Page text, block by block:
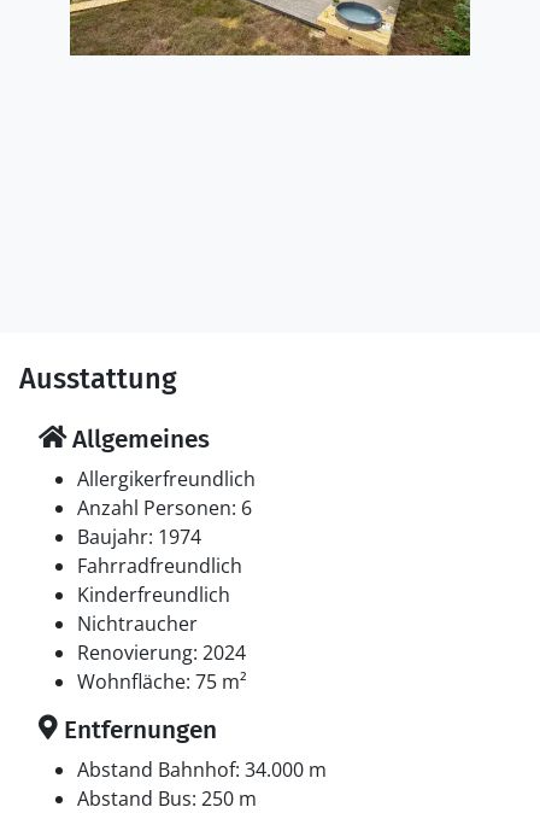
oder einfach mit öffentlichen Verkehrsmitteln. Eine
perfekte Kombination aus Ruhe und Aktivität für Ihren
Ausstattung
Allgemeines
Allergikerfreundlich
Anzahl Personen: 6
Baujahr: 1974
Fahrradfreundlich
Kinderfreundlich
Nichtraucher
Renovierung: 2024
Wohnfläche: 75 m²
Entfernungen
Abstand Bahnhof: 34.000 m
Abstand Bus: 250 m